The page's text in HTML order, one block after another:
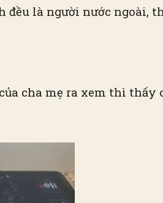
là người nước ngoài,
cha mẹ ra xem thì thấy